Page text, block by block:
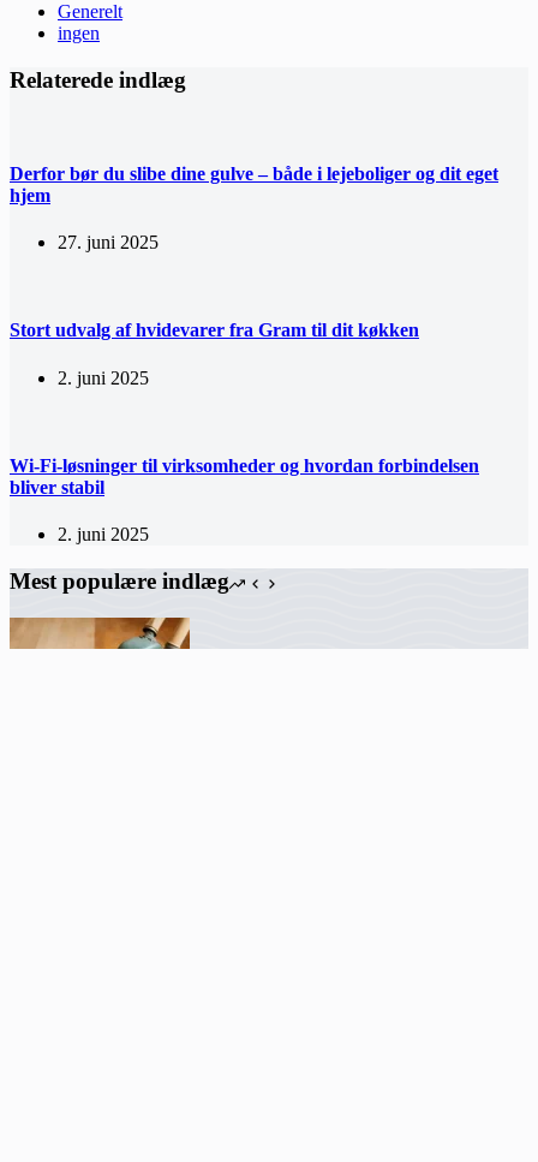
Generelt
ingen
Relaterede indlæg
Derfor bør du slibe dine gulve – både i lejeboliger og dit eget
hjem
27. juni 2025
Stort udvalg af hvidevarer fra Gram til dit køkken
2. juni 2025
Wi-Fi-løsninger til virksomheder og hvordan forbindelsen
bliver stabil
2. juni 2025
Mest populære indlæg